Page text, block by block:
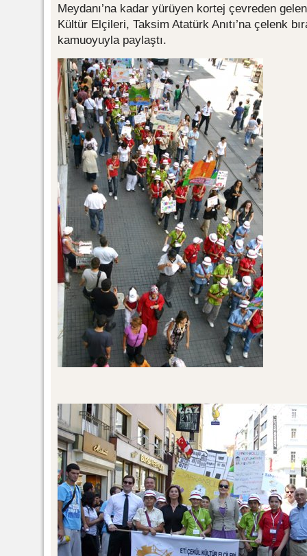
Meydanı’na kadar yürüyen kortej çevreden
Kültür Elçileri, Taksim Atatürk Anıtı’na çelenk
kamuoyuyla paylaştı.